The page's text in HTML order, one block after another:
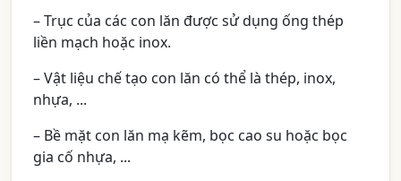
– Trục của các con lăn được sử dụng ống thép
liền mạch hoặc inox.
– Vật liệu chế tạo con lăn có thể là thép, inox,
nhựa, ...
– Bề mặt con lăn mạ kẽm, bọc cao su hoặc bọc
gia cố nhựa, ...